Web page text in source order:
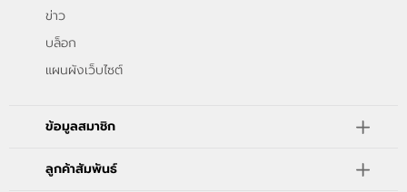
ข่าว
บล็อก
แผนผังเว็บไซต์
ข้อมูลสมาชิก
ลูกค้าสัมพันธ์